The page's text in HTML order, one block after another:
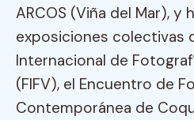
ARCOS (Viña del Mar), y
exposiciones colectivas
Internacional de
(FIFV), el Encuentro de
Contemporánea de